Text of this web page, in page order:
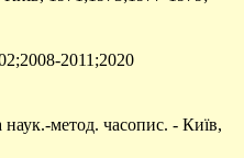
2011;2020
наук.-метод. часопис. - Київ,